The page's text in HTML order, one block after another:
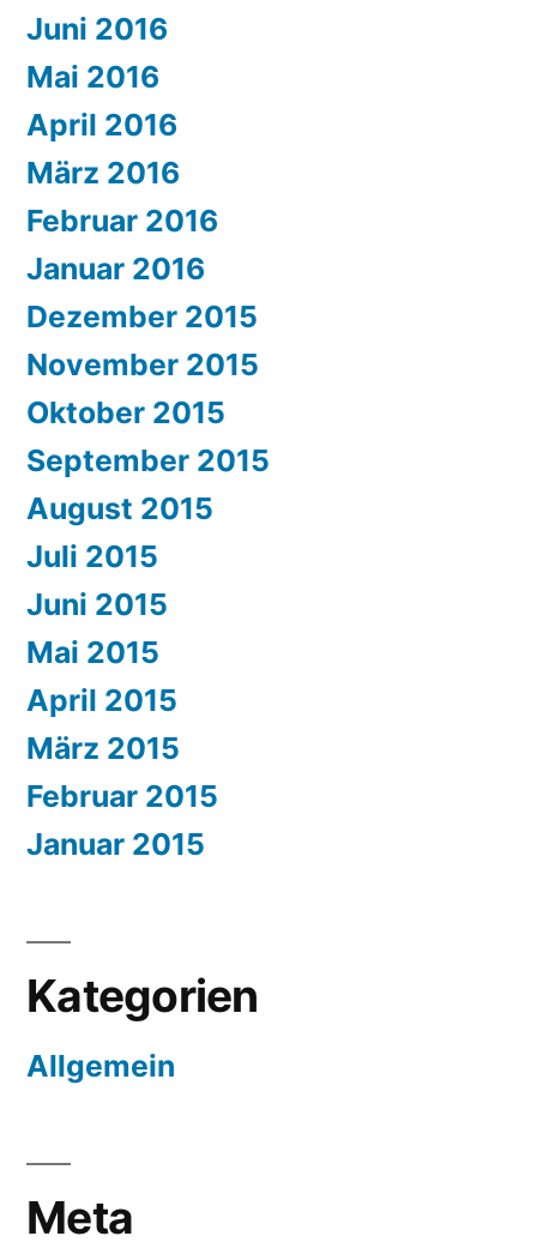
Juni 2016
Mai 2016
April 2016
März 2016
Februar 2016
Januar 2016
Dezember 2015
November 2015
Oktober 2015
September 2015
August 2015
Juli 2015
Juni 2015
Mai 2015
April 2015
März 2015
Februar 2015
Januar 2015
Kategorien
Allgemein
Meta